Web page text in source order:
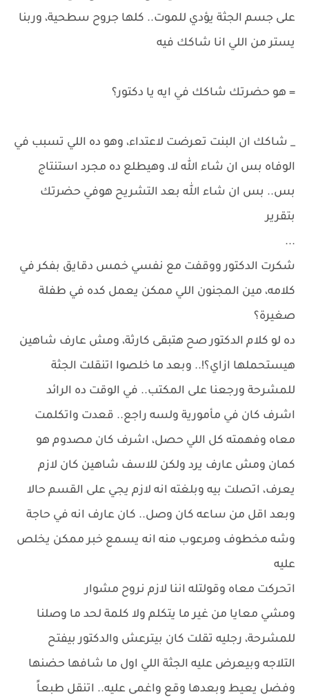
على جسم الجثة يؤدي للموت.. كلها جروح سطحية، وربنا
يستر من اللي انا شاكك فيه
= هو حضرتك شاكك في ايه يا دكتور؟
_ شاكك ان البنت تعرضت لاعتداء، وهو ده اللي تسبب في
الوفاه بس ان شاء الله لا، وهيطلع ده مجرد استنتاج
بس.. بس ان شاء الله بعد التشريح هوفي حضرتك
بتقرير
...
شكرت الدكتور ووقفت مع نفسي خمس دقايق بفكر في
كلامه، مين المجنون اللي ممكن يعمل كده في طفلة
صغيرة؟
ده لو كلام الدكتور صح هتبقى كارثة، ومش عارف شاهين
هيستحملها ازاي؟!.. وبعد ما خلصوا اتنقلت الجثة
للمشرحة ورجعنا على المكتب.. في الوقت ده الرائد
اشرف كان في مأمورية ولسه راجع.. قعدت واتكلمت
معاه وفهمته كل اللي حصل، اشرف كان مصدوم هو
كمان ومش عارف يرد ولكن للاسف شاهين كان لازم
يعرف، اتصلت بيه وبلغته انه لازم يجي على القسم حالا
وبعد اقل من ساعه كان وصل.. كان عارف انه في حاجة
وشه مخطوف ومرعوب منه انه يسمع خبر ممكن يخلص
عليه
اتحركت معاه وقولتله اننا لازم نروح مشوار
ومشي معايا من غير ما يتكلم ولا كلمة لحد ما وصلنا
للمشرحة، رجليه تقلت كان بيترعش والدكتور بيفتح
التلاجه وبيعرض عليه الجثة اللي اول ما شافها حضنها
وفضل يعيط وبعدها وقع واغمى عليه.. اتنقل طبعاً